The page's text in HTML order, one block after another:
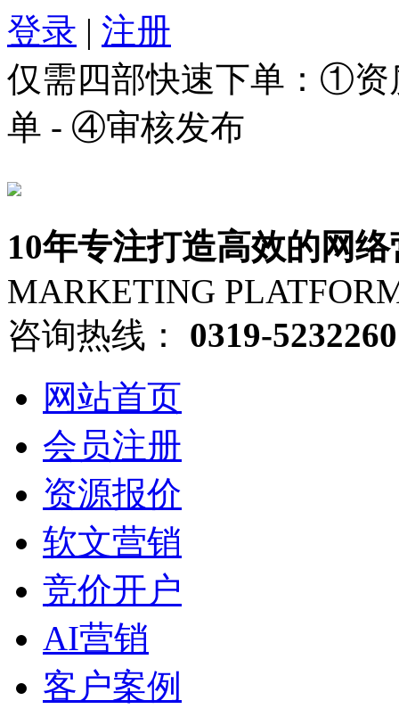
登录 | 注册
仅需四部快速下单：①
单 - ④审核发布
10年专注打造高效的网
MARKETING
咨询热线：
0319-5232260
网站首页
会员注册
资源报价
软文营销
竞价开户
AI营销
客户案例